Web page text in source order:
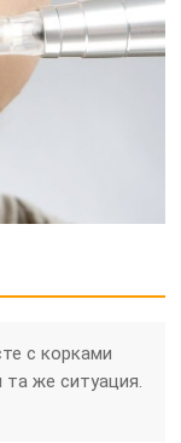
с корками
та же ситуация.